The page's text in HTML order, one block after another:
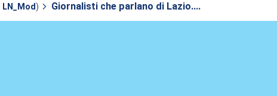
LN_Mod) Giornalisti che parlano di Lazio....